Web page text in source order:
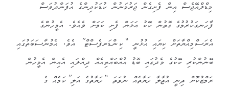
މިޑްލްއޭޖެސް އިން ފެށިގެން ޖަރުމަނުން ކުޑަކުދިންގެ އުފަންދުވަސް
ފާހަނގަކުރުމުގެ ގޮތުން ކޭކު އަޅަން ފެށި ކަމަށް ވެއެވެ. އެމީހުންގެ
އެރަސްމިއްޔާތަށް ކިޔައި އުޅުނީ “ކިންޑަރފެސްޓް” އެވެ. އެމުނާސަބަތުގައި
ބޭނުންކުރި ކޭކުގެ މެދުގައި ބޮޑު އުއްބައްތިއެއް ދިއްލައި އެއިން އެމީހުން
ރަމްޒުކޮށް ދިނީ އުޖާލާ ހަޔާތެއް ނުވަތަ “ހަޔާތުގެ އަލި”ކަމެއް ގެ